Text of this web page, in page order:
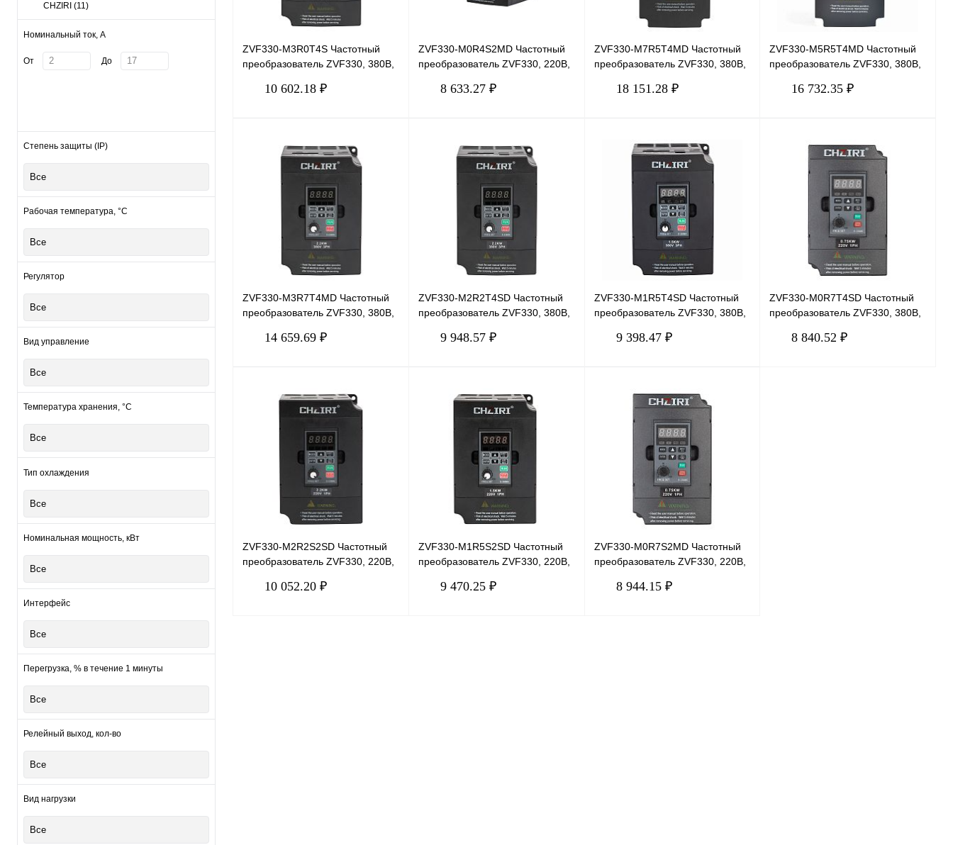
CHZIRI (11)
Номинальный ток, А
От До
Степень защиты (IP)
Все
Рабочая температура, °С
Все
Регулятор
Все
Вид управление
Все
Температура хранения, °С
Все
Тип охлаждения
Все
Номинальная мощность, кВт
Все
Интерфейс
Все
Перегрузка, % в течение 1 минуты
Все
Релейный выход, кол-во
Все
Вид нагрузки
Все
ZVF330-M3R0T4S Частотный
преобразователь ZVF330, 380В,
10 602.18 ₽
В корзину
Купить в 1 клик Сравнение
В избранное Под заказ
ZVF330-M0R4S2MD Частотный
преобразователь ZVF330, 220В,
8 633.27 ₽
В корзину
Купить в 1 клик Сравнение
В избранное Под заказ
ZVF330-M7R5T4MD Частотный
преобразователь ZVF330, 380В,
18 151.28 ₽
В корзину
Купить в 1 клик Сравнение
В избранное
наличии
ZVF330-M5R5T4MD Частотный
преобразователь ZVF330, 380В,
16 732.35 ₽
В корзину
Купить в 1 клик Сравнение
В избранное
наличии
ZVF330-M3R7T4MD Частотный
преобразователь ZVF330, 380В,
14 659.69 ₽
В корзину
Купить в 1 клик Сравнение
наличии
ZVF330-M2R2T4SD Частотный
преобразователь ZVF330, 380В,
9 948.57 ₽
В корзину
Купить в 1 клик Сравнение
наличии
ZVF330-M1R5T4SD Частотный
преобразователь ZVF330, 380В,
9 398.47 ₽
В корзину
Купить в 1 клик Сравнение
В избранное
наличии
ZVF330-M0R7T4SD Частотный
преобразователь ZVF330, 380В,
8 840.52 ₽
ZVF330-M2R2S2SD Частотный
преобразователь ZVF330, 220В,
10 052.20 ₽
ZVF330-M1R5S2SD Частотный
преобразователь ZVF330, 220В,
9 470.25 ₽
ZVF330-M0R7S2MD Частотный
преобразователь ZVF330, 220В,
8 944.15 ₽